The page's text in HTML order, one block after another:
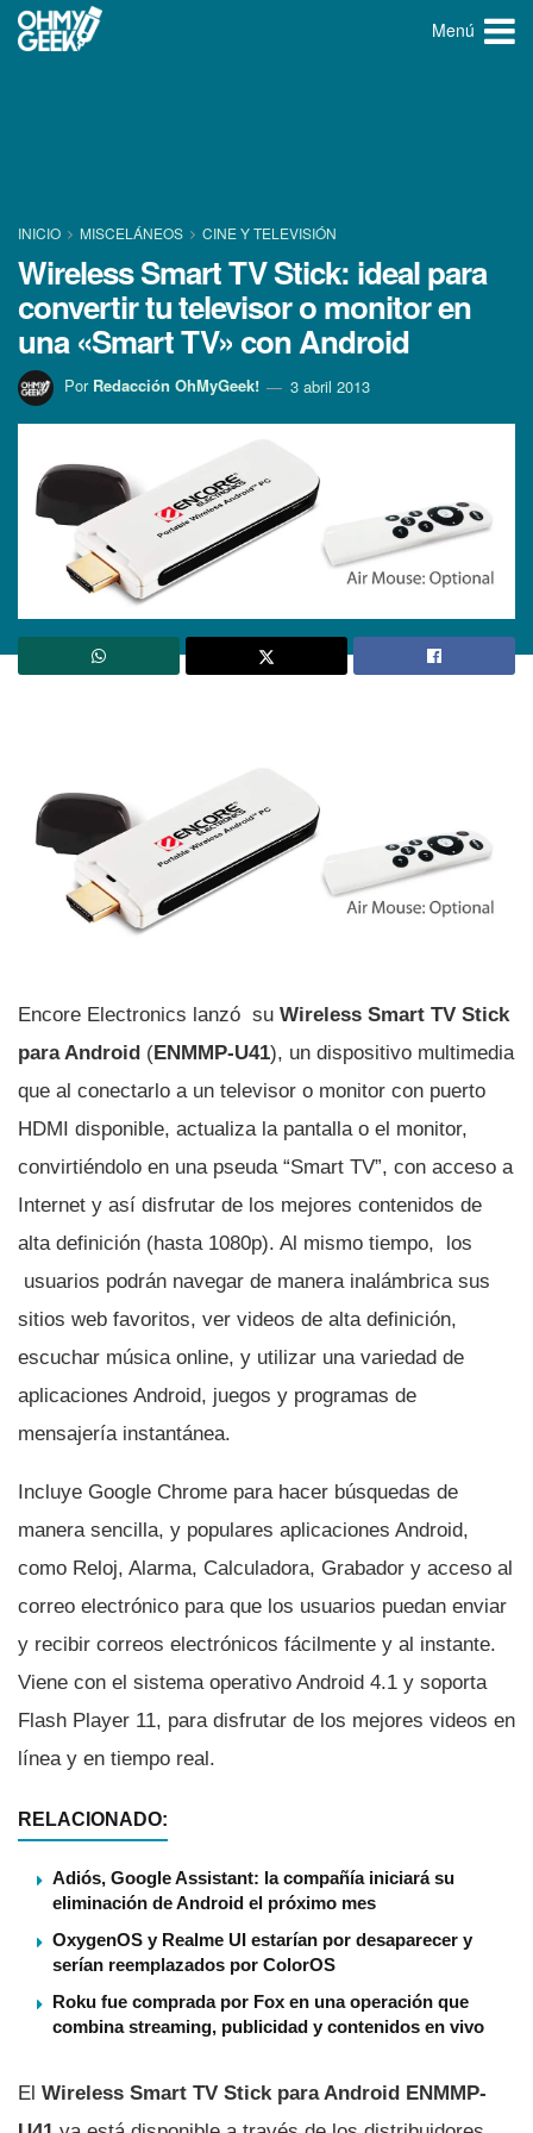
Menú
INICIO MISCELÁNEOS CINE Y TELEVISIÓN
Wireless Smart TV Stick: ideal para
convertir tu televisor o monitor en
una «Smart TV» con Android
Por Redacción OhMyGeek! 3 abril 2013
Encore Electronics lanzó su Wireless Smart TV Stick
para Android (ENMMP-U41), un dispositivo multimedia
que al conectarlo a un televisor o monitor con puerto
HDMI disponible, actualiza la pantalla o el monitor,
convirtiéndolo en una pseuda “Smart TV”, con acceso a
Internet y así­ disfrutar de los mejores contenidos de
alta definición (hasta 1080p). Al mismo tiempo, los
usuarios podrán navegar de manera inalámbrica sus
sitios web favoritos, ver videos de alta definición,
escuchar música online, y utilizar una variedad de
aplicaciones Android, juegos y programas de
mensajerí­a instantánea.
Incluye Google Chrome para hacer búsquedas de
manera sencilla, y populares aplicaciones Android,
como Reloj, Alarma, Calculadora, Grabador y acceso al
correo electrónico para que los usuarios puedan enviar
y recibir correos electrónicos fácilmente y al instante.
Viene con el sistema operativo Android 4.1 y soporta
Flash Player 11, para disfrutar de los mejores videos en
lí­nea y en tiempo real.
RELACIONADO:
Adiós, Google Assistant: la compañía iniciará su
eliminación de Android el próximo mes
OxygenOS y Realme UI estarían por desaparecer y
serían reemplazados por ColorOS
Roku fue comprada por Fox en una operación que
combina streaming, publicidad y contenidos en vivo
El Wireless Smart TV Stick para Android ENMMP-